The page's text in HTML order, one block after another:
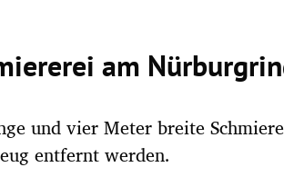
am
und vier Meter breite
entfernt werden.